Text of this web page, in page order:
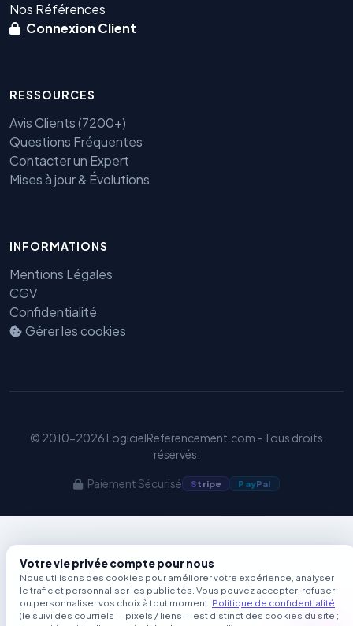
Nos Références
Connexion Client
RESSOURCES
Avis Clients (7200+)
Questions Fréquentes
Contacter un Expert
Mises à jour & Évolutions
INFORMATIONS
Mentions Légales
CGV
Confidentialité
Gérer les cookies
© 2010-2026 LogicielReferencement.com - Tous droits
réservés.
Paiement Sécurisé Stripe PayPal
Votre vie privée compte pour nous
Nous utilisons des cookies pour améliorer votre expérience, analyser
le trafic et personnaliser les publicités. Vous pouvez accepter, refuser
ou personnaliser vos choix à tout moment. Politique de confidentialité
(le suivi des courriels — pixels / liens — est distinct des cookies du site ;